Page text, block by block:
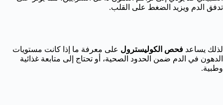
تدفق الدم ويزيد الضغط على القلب.
لذلك يساعد فحص الكوليسترول على معرفة ما إذا كانت مستويات
الدهون في الدم ضمن الحدود الصحية، أو تحتاج إلى متابعة غذائية
وطبية.